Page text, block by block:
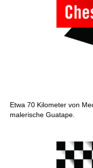
Etwa 70 Kilometer von
malerische Guatape.